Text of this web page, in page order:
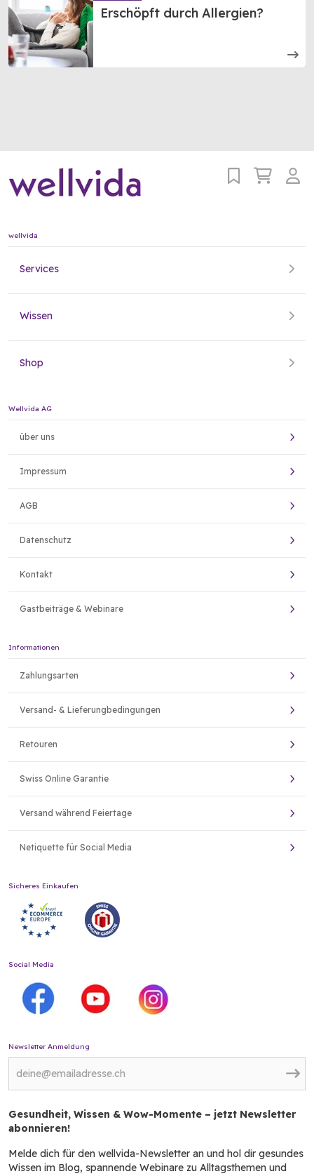
Erschöpft durch Allergien?
wellvida
Services
Wissen
Shop
Wellvida AG
über uns
Impressum
AGB
Datenschutz
Kontakt
Gastbeiträge & Webinare
Informationen
Zahlungsarten
Versand- & Lieferungbedingungen
Retouren
Swiss Online Garantie
Versand während Feiertage
Netiquette für Social Media
Sicheres Einkaufen
Social Media
Newsletter Anmeldung
Gesundheit, Wissen & Wow-Momente – jetzt Newsletter
abonnieren!
Melde dich für den wellvida-Newsletter an und hol dir gesundes
Wissen im Blog, spannende Webinare zu Alltagsthemen und